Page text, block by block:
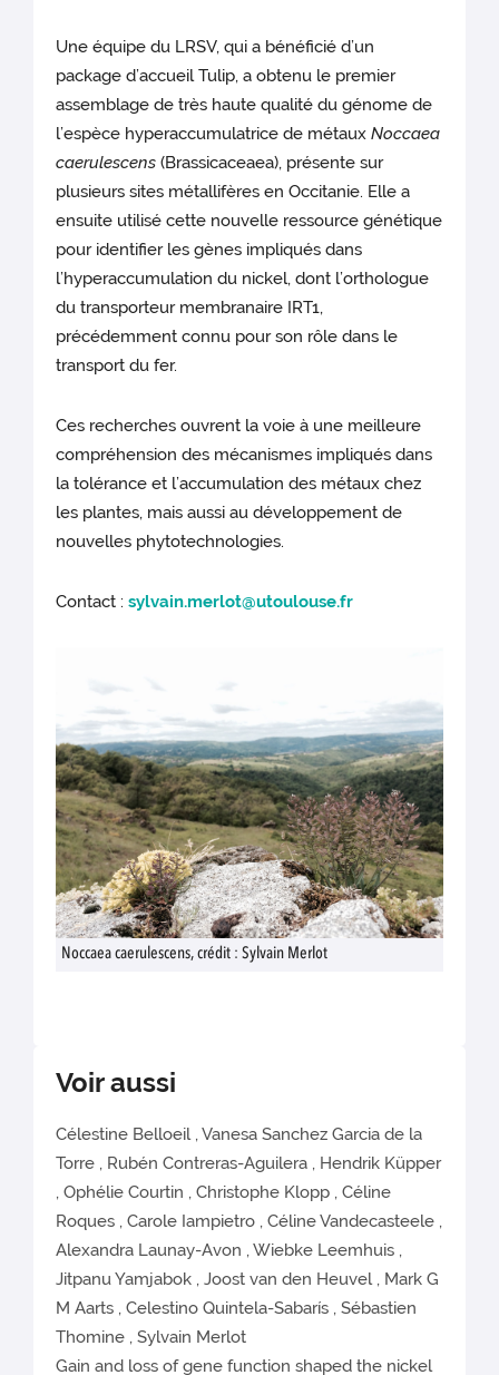
Une équipe du LRSV, qui a bénéficié d’un
package d’accueil Tulip, a obtenu le premier
assemblage de très haute qualité du génome de
l’espèce hyperaccumulatrice de métauxNoccaea
caerulescens(Brassicaceaea), présente sur
plusieurs sites métallifères en Occitanie. Elle a
ensuite utilisé cette nouvelle ressource génétique
pour identifier les gènes impliqués dans
l’hyperaccumulation du nickel, dont l’orthologue
du transporteur membranaire IRT1,
précédemment connu pour son rôle dans le
transport du fer.
Ces recherches ouvrent la voie à une meilleure
compréhension des mécanismes impliqués dans
la tolérance et l’accumulation des métaux chez
les plantes, mais aussi au développement de
nouvelles phytotechnologies.
Contact :sylvain.merlot@utoulouse.fr
Noccaea caerulescens, crédit : Sylvain Merlot
Voir aussi
Célestine Belloeil , Vanesa Sanchez Garcia de la
Torre , Rubén Contreras-Aguilera , Hendrik Küpper
, Ophélie Courtin , Christophe Klopp , Céline
Roques , Carole Iampietro , Céline Vandecasteele ,
Alexandra Launay-Avon , Wiebke Leemhuis ,
Jitpanu Yamjabok , Joost van den Heuvel , Mark G
M Aarts , Celestino Quintela-Sabarís , Sébastien
Thomine , Sylvain Merlot
Gain and loss of gene function shaped the nickel